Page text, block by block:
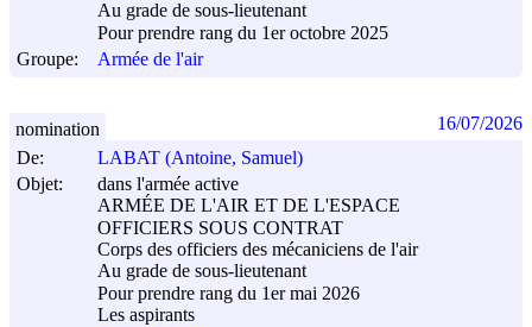
Au grade de sous-lieutenant
Pour prendre rang du 1er octobre 2025
Groupe:
Armée de l'air
De:
LABAT (Antoine, Samuel)
Objet:
dans l'armée active
ARMÉE DE L'AIR ET DE L'ESPACE
OFFICIERS SOUS CONTRAT
Corps des officiers des mécaniciens de l'air
Au grade de sous-lieutenant
Pour prendre rang du 1er mai 2026
Les aspirants
nomination 16/07/2026